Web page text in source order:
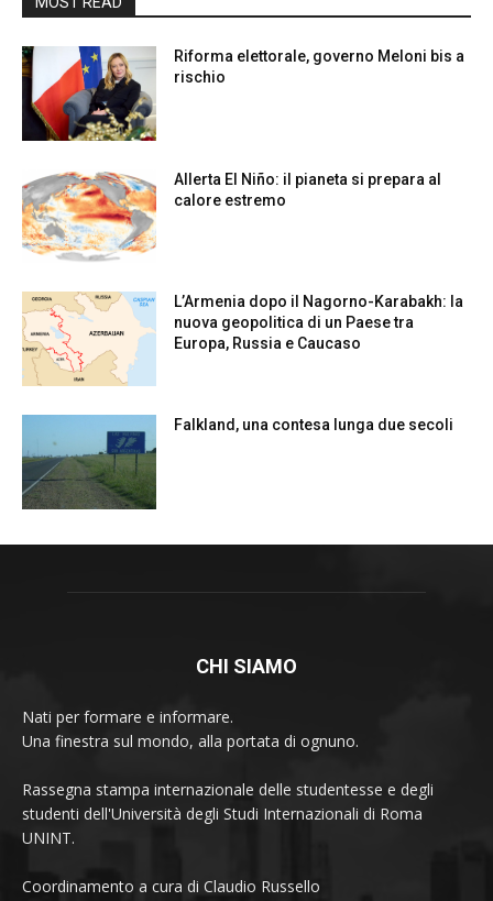
Riforma elettorale, governo Meloni bis a
rischio
Allerta El Niño: il pianeta si prepara al
calore estremo
L’Armenia dopo il Nagorno-Karabakh: la
nuova geopolitica di un Paese tra
Europa, Russia e Caucaso
Falkland, una contesa lunga due secoli
CHI SIAMO
Nati per formare e informare.
Una finestra sul mondo, alla portata di ognuno.
Rassegna stampa internazionale delle studentesse e degli
studenti dell'Università degli Studi Internazionali di Roma
UNINT.
Coordinamento a cura di Claudio Russello